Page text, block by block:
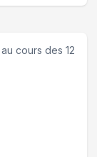
au cours des 12